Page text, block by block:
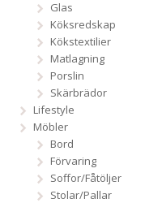
Glas
Köksredskap
Kökstextilier
Matlagning
Porslin
Skärbrädor
Lifestyle
Möbler
Bord
Förvaring
Soffor/Fåtöljer
Stolar/Pallar